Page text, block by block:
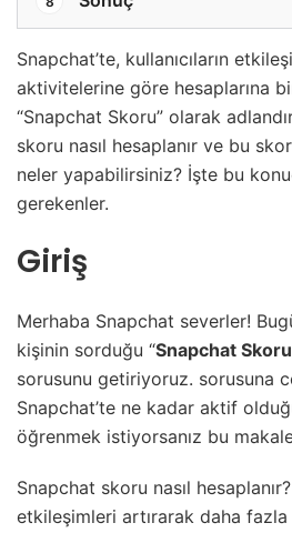
Snapchat’te, kullanıcıların
aktivitelerine göre hesaplarına
“Snapchat Skoru” olarak
skoru nasıl hesaplanır ve bu
neler yapabilirsiniz? İşte bu
gerekenler.
Giriş
Merhaba Snapchat severler!
kişinin sorduğu “Snapchat
sorusunu getiriyoruz. sorusuna
Snapchat’te ne kadar aktif
öğrenmek istiyorsanız bu
Snapchat skoru nasıl
etkileşimleri artırarak daha fazla